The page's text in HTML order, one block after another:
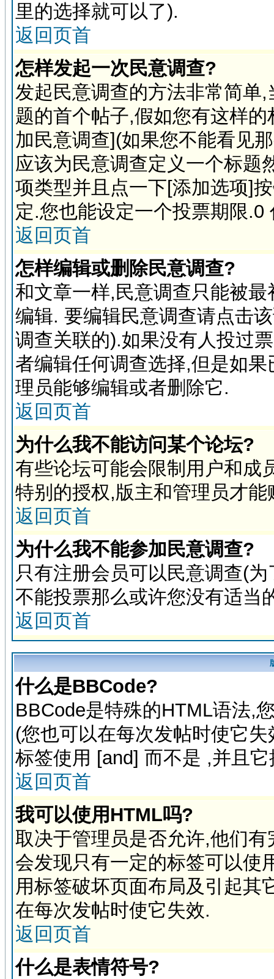
里的选择就可以了).
返回页首
怎样发起一次民意调查?
发起民意调查的方法非常简单
题的首个帖子,假如您有这样
加民意调查](如果您不能看见
应该为民意调查定义一个标题
项类型并且点一下[添加选项]
定.您也能设定一个投票期限.0
返回页首
怎样编辑或删除民意调查?
和文章一样,民意调查只能被
编辑. 要编辑民意调查请点击
调查关联的).如果没有人投过
者编辑任何调查选择,但是如
理员能够编辑或者删除它.
返回页首
为什么我不能访问某个论坛?
有些论坛可能会限制用户和成
特别的授权,版主和管理员才
返回页首
为什么我不能参加民意调查?
只有注册会员可以民意调查(
不能投票那么或许您没有适当
返回页首
什么是BBCode?
BBCode是特殊的HTML语法,
(您也可以在每次发帖时使它
标签使用 [and] 而不是 ,并且
返回页首
我可以使用HTML吗?
取决于管理员是否允许,他们
会发现只有一定的标签可以使
用标签破坏页面布局及引起其
在每次发帖时使它失效.
返回页首
什么是表情符号?